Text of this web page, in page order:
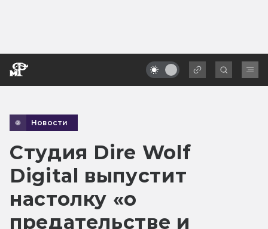
Новости
Студия Dire Wolf
Digital выпустит
настолку «о
предательстве и